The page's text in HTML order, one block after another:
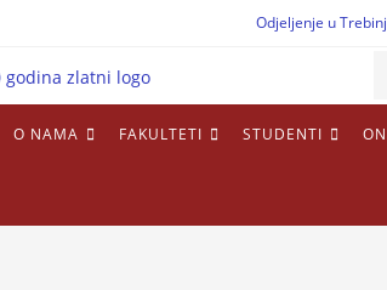
Odjeljenje u
O NAMA FAKULTETI STUDENTI